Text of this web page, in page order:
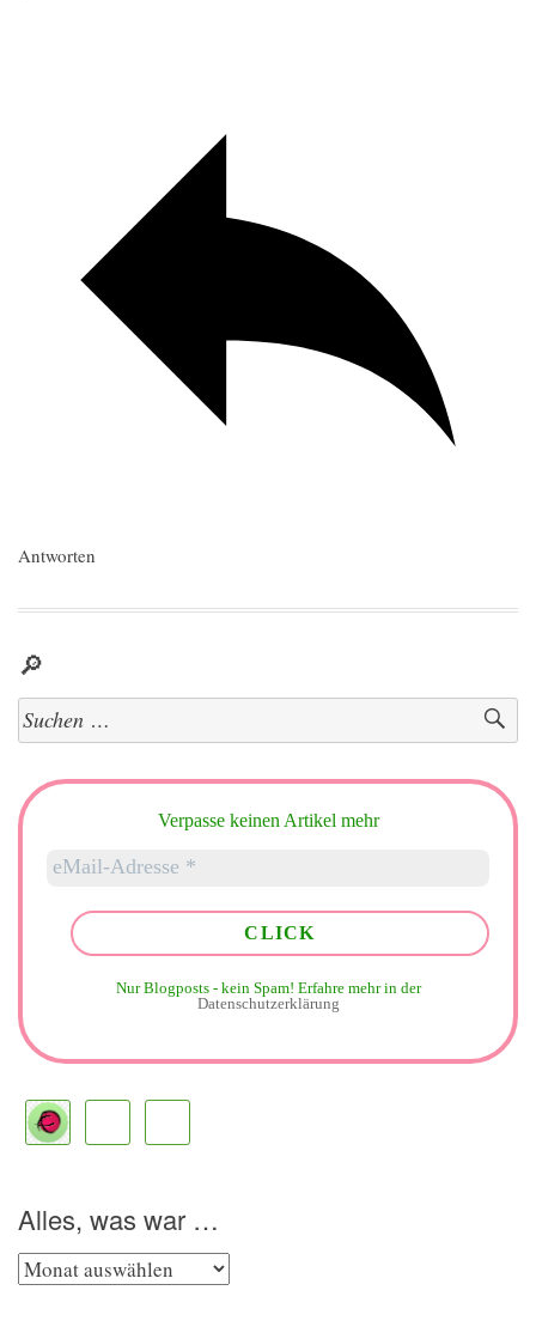
Antworten
🔎
Suchen
nach:
Verpasse keinen Artikel mehr
Nur Blogposts - kein Spam! Erfahre mehr in der
Datenschutzerklärung
Alles, was war …
Alles,